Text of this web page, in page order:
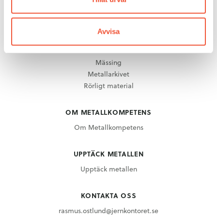
Avvisa
METALLKUNSKAP
Aluminium
Stål
Mässing
Metallarkivet
Rörligt material
OM METALLKOMPETENS
Om Metallkompetens
UPPTÄCK METALLEN
Upptäck metallen
KONTAKTA OSS
rasmus.ostlund@jernkontoret.se